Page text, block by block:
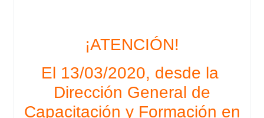
¡ATENCIÓN!
El 13/03/2020, desde la ​
Dirección General de
Capacitación y Formación en